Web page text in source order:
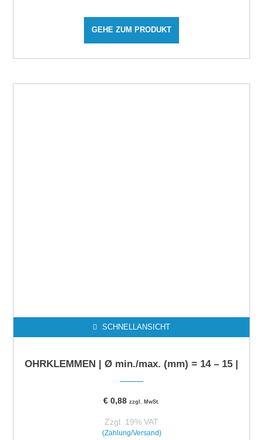
GEHE ZUM PRODUKT
SCHNELLANSICHT
OHRKLEMMEN | Ø min./max. (mm) = 14 – 15 |
€ 0,88 zzgl. MwSt.
Zzgl. 19% VAT
(Zahlung/Versand)